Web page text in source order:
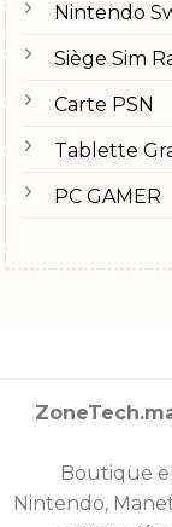
Nintendo
Siège Sim
Carte PSN
Tablette
PC GAMER
Boutique
Nintendo,